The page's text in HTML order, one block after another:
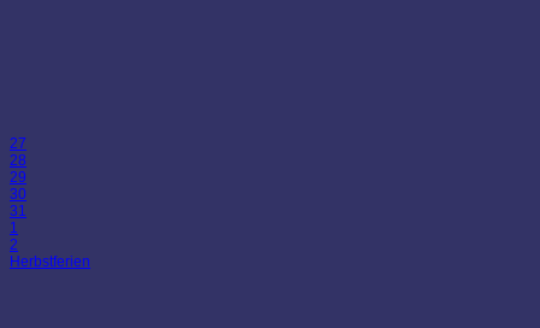
27
28
29
30
31
1
2
Herbstferien